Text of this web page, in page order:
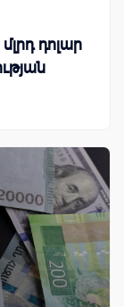
դոլար